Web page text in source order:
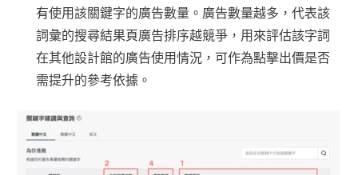
有使用該關鍵字的廣告數量。廣告數量越多，代表該
詞彙的搜尋結果頁廣告排序越競爭，用來評估該字詞
在其他設計館的廣告使用情況，可作為點擊出價是否
需提升的參考依據。